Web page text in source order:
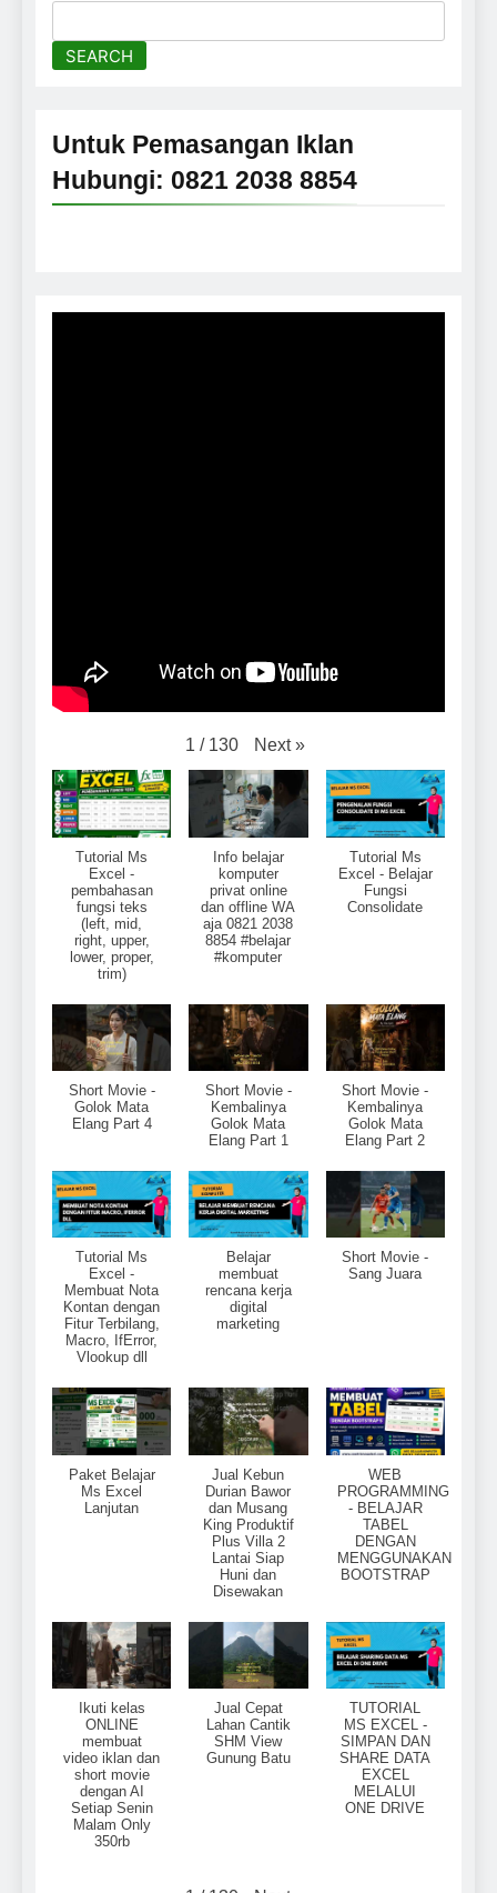
SEARCH
Untuk Pemasangan Iklan
Hubungi: 0821 2038 8854
1 / 130 Next »
Tutorial Ms
Excel -
pembahasan
fungsi teks
(left, mid,
right, upper,
lower, proper,
trim)
Info belajar
komputer
privat online
dan offline WA
aja 0821 2038
8854 #belajar
#komputer
Tutorial Ms
Excel - Belajar
Fungsi
Consolidate
Short Movie -
Golok Mata
Elang Part 4
Short Movie -
Kembalinya
Golok Mata
Elang Part 1
Short Movie -
Kembalinya
Golok Mata
Elang Part 2
Tutorial Ms
Excel -
Membuat Nota
Kontan dengan
Fitur Terbilang,
Macro, IfError,
Vlookup dll
Belajar
membuat
rencana kerja
digital
marketing
Short Movie -
Sang Juara
Paket Belajar
Ms Excel
Lanjutan
Jual Kebun
Durian Bawor
dan Musang
King Produktif
Plus Villa 2
Lantai Siap
Huni dan
Disewakan
WEB
PROGRAMMING
- BELAJAR
TABEL
DENGAN
MENGGUNAKAN
BOOTSTRAP
Ikuti kelas
ONLINE
membuat
video iklan dan
short movie
dengan AI
Setiap Senin
Malam Only
350rb
Jual Cepat
Lahan Cantik
SHM View
Gunung Batu
TUTORIAL
MS EXCEL -
SIMPAN DAN
SHARE DATA
EXCEL
MELALUI
ONE DRIVE